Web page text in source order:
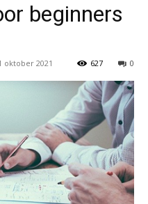
beginners
oktober 2021 0
627